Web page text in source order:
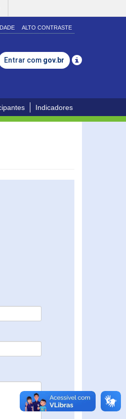
ALTO CONTRASTE
Entrar com gov.br
Indicadores